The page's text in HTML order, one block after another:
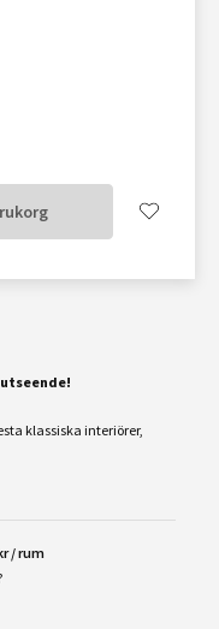
klassiska interiörer,
/ rum